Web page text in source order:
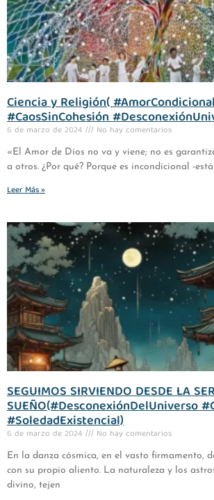
Ciencia y Religión(
#CaosSinCohesión
6 de marzo de 2024 No hay comentarios
«El Amor de Dios no va y viene; no es
a otros. ¿Por qué? Porque es incondicional -
Leer Más »
SEGUIMOS SIRVIENDO DESDE LA
SUEÑO(#DesconexiónDelUniverso
#SoledadExistencial)
6 de marzo de 2024 No hay comentarios
En la danza cósmica, en el vasto firmamento,
con su propio aliento. La naturaleza y los
divino, tejen